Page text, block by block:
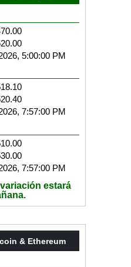
5:00:00 PM
7:57:00 PM
7:57:00 PM
estará
& Ethereum